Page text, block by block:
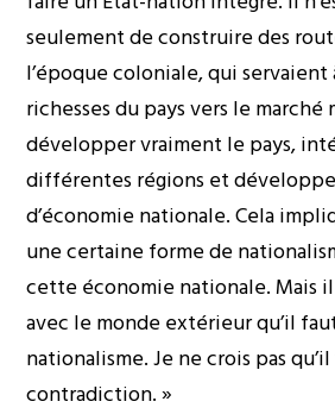
seulement de construire des
l’époque coloniale, qui
richesses du pays vers le marché
développer vraiment le pays,
différentes régions et
d’économie nationale. Cela
une certaine forme de
cette économie nationale. Mais
avec le monde extérieur qu’il
nationalisme. Je ne crois pas
contradiction. »